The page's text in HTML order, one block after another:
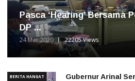
Pasca ‘Hearing’ Bersama
DP ...
24 Mar 2020 22205 Views
BERITA HANGAT
Gubernur Arinal